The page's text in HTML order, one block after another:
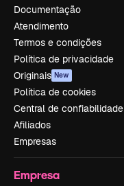
Documentação
Atendimento
Termos e condições
Política de privacidade
Originais New
Política de cookies
Central de confiabilidade
Afiliados
Empresas
Empresa